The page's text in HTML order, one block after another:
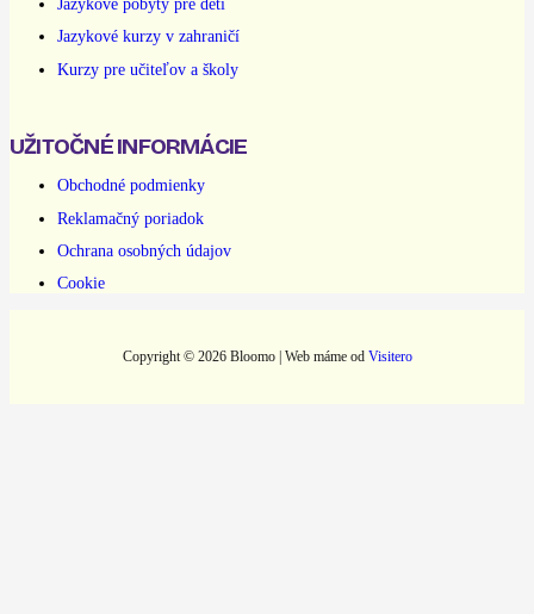
Jazykové pobyty pre deti
Jazykové kurzy v zahraničí
Kurzy pre učiteľov a školy
UŽITOČNÉ INFORMÁCIE
Obchodné podmienky
Reklamačný poriadok
Ochrana osobných údajov
Cookie
Copyright © 2026 Bloomo | Web máme od Visitero